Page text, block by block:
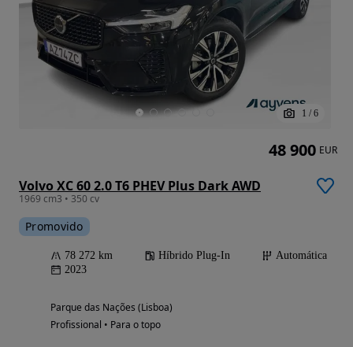
1 / 6
Volvo XC 60 2.0 T6 PHEV Plus Dark AWD
1969 cm3 • 350 cv
Promovido
78 272 km Híbrido Plug-In
Automática
2023
Parque das Nações (Lisboa)
Profissional • Para o topo
48 900 EUR